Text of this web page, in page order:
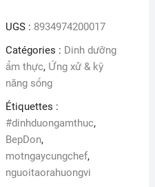
UGS : 8934974200017
Catégories : Dinh dưỡng
ẩm thực, Ứng xử & kỹ
năng sống
Étiquettes :
#dinhduongamthuc,
BepDon,
motngaycungchef,
nguoitaorahuongvi